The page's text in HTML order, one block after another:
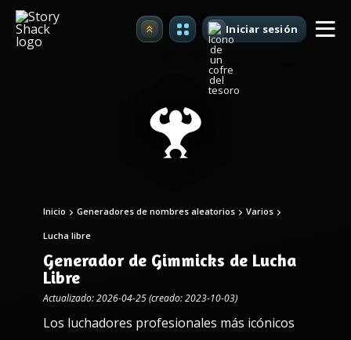
Mejorar Iniciar sesión
Inicio Generadores de nombres aleatorios Varios
Lucha libre
Generador de Gimmicks de Lucha
Libre
Actualizado: 2026-04-25 (creado: 2023-10-03)
Los luchadores profesionales más icónicos